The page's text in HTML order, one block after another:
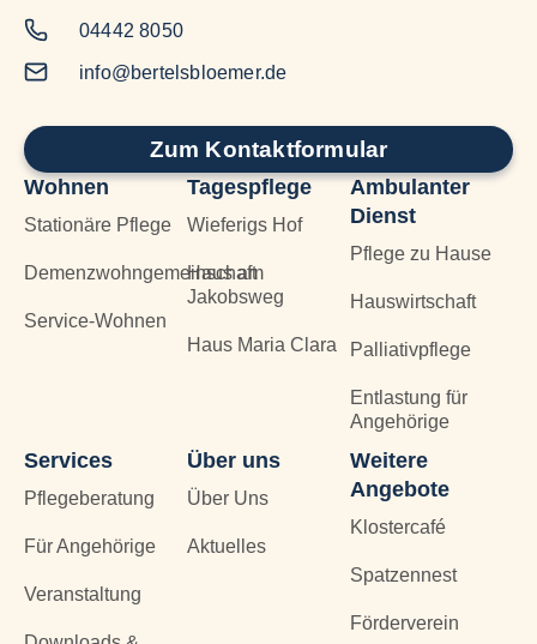
04442 8050
info@bertelsbloemer.de
Zum Kontaktformular
Wohnen
Stationäre Pflege
Demenzwohngemeinschaft
Service-Wohnen
Tagespflege
Wieferigs Hof
Haus am
Jakobsweg
Haus Maria Clara
Ambulanter
Dienst
Pflege zu Hause
Hauswirtschaft
Palliativpflege
Entlastung für
Angehörige
Services
Pflegeberatung
Für Angehörige
Veranstaltung
Über uns
Über Uns
Aktuelles
Weitere
Angebote
Klostercafé
Spatzennest
Förderverein